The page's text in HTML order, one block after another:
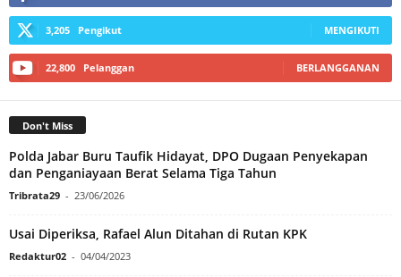
3,205 Pengikut MENGIKUTI
22,800 Pelanggan BERLANGGANAN
Don't Miss
Polda Jabar Buru Taufik Hidayat, DPO Dugaan Penyekapan
dan Penganiayaan Berat Selama Tiga Tahun
Tribrata29 - 23/06/2026
Usai Diperiksa, Rafael Alun Ditahan di Rutan KPK
Redaktur02 - 04/04/2023